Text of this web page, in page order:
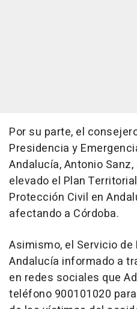
Por su parte, el
Presidencia y
Andalucía, Antonio
elevado el Plan
Protección Civil en
afectando a Córdoba.
Asimismo, el Servicio
Andalucía informado a
en redes sociales que
teléfono 900101020